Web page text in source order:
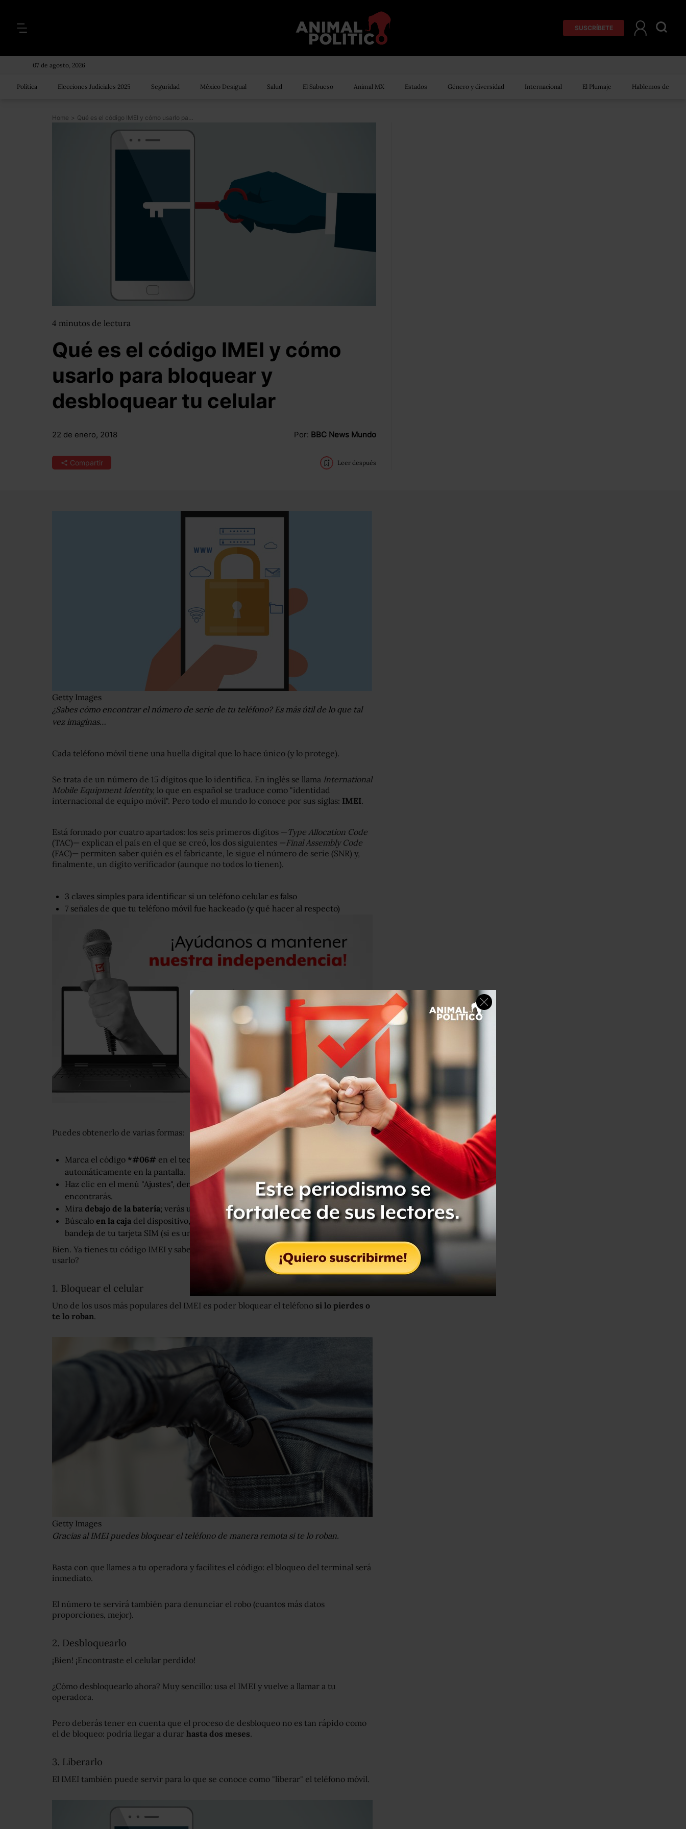
SUSCRÍBETE
07 de agosto, 2026
Política Elecciones Judiciales 2025 Seguridad México Desigual Salud El Sabueso Animal MX Estados Género y diversidad Internacional El Plumaje Hablemos de
Home > Qué es el código IMEI y cómo usarlo para bloquear y desbloquear tu celular
4 minutos de lectura
Qué es el código IMEI y cómo
usarlo para bloquear y
desbloquear tu celular
22 de enero, 2018 Por: BBC News Mundo
Compartir Leer después
Getty Images
¿Sabes cómo encontrar el número de serie de tu teléfono? Es más útil de lo que tal
vez imaginas…
Cada teléfono móvil tiene una huella digital que lo hace único (y lo protege).
Se trata de un número de 15 dígitos que lo identifica. En inglés se llama International
Mobile Equipment Identity, lo que en español se traduce como "identidad
internacional de equipo móvil". Pero todo el mundo lo conoce por sus siglas: IMEI.
Está formado por cuatro apartados: los seis primeros dígitos —Type Allocation Code
(TAC)— explican el país en el que se creó, los dos siguientes —Final Assembly Code
(FAC)— permiten saber quién es el fabricante, le sigue el número de serie (SNR) y,
finalmente, un dígito verificador (aunque no todos lo tienen).
3 claves simples para identificar si un teléfono celular es falso
7 señales de que tu teléfono móvil fue hackeado (y qué hacer al respecto)
Puedes obtenerlo de varias formas:
Marca el código *#06# en el teclado de tu celular: El IMEI se mostrará
automáticamente en la pantalla.
Haz clic en el menú "Ajustes", dentro de la opción"Acerca del teléfono"y lo
encontrarás.
Mira debajo de la batería; verás una pegatina con el número impreso.
Búscalo en la caja del dispositivo, en la parte trasera de tu teléfono o en la
bandeja de tu tarjeta SIM (si es un iPhone).
Bien. Ya tienes tu código IMEI y sabes lo que significa. Pero ¿para qué puedes
usarlo?
1. Bloquear el celular
Uno de los usos más populares del IMEI es poder bloquear el teléfono si lo pierdes o
te lo roban.
Getty Images
Gracias al IMEI puedes bloquear el teléfono de manera remota si te lo roban.
Basta con que llames a tu operadora y facilites el código: el bloqueo del terminal será
inmediato.
El número te servirá también para denunciar el robo (cuantos más datos
proporciones, mejor).
2. Desbloquearlo
¡Bien! ¡Encontraste el celular perdido!
¿Cómo desbloquearlo ahora? Muy sencillo: usa el IMEI y vuelve a llamar a tu
operadora.
Pero deberás tener en cuenta que el proceso de desbloqueo no es tan rápido como
el de bloqueo: podría llegar a durar hasta dos meses.
3. Liberarlo
El IMEI también puede servir para lo que se conoce como "liberar" el teléfono móvil.